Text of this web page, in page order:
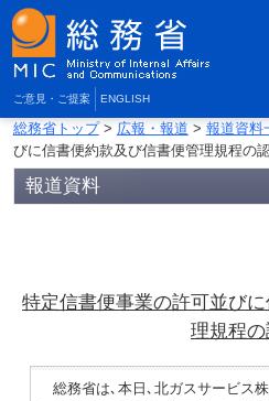
ご意見・ご提案 ENGLISH
総務省トップ> 広報・報道 > 報道資料
びに信書便約款及び信書便管理規程の
報道資料
特定信書便事業の許可並び
理規程
総務省は､本日､北ガスサービス